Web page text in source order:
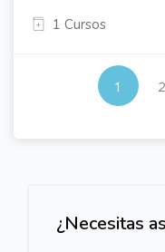
1 Cursos
1 (actual)
2
¿Necesitas